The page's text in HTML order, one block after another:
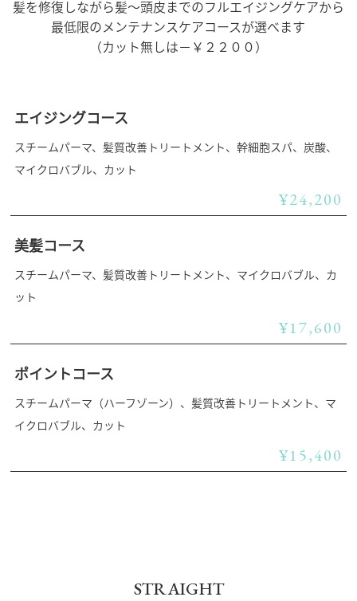
髪を修復しながら髪～頭皮までのフルエイジングケアから
最低限のメンテナンスケアコースが選べます
（カット無しは－￥２２００）
エイジングコース
スチームパーマ、髪質改善トリートメント、幹細胞スパ、炭酸、
マイクロバブル、カット
¥24,200
美髪コース
スチームパーマ、髪質改善トリートメント、マイクロバブル、カ
ット
¥17,600
ポイントコース
スチームパーマ（ハーフゾーン）、髪質改善トリートメント、マ
イクロバブル、カット
¥15,400
STRAIGHT